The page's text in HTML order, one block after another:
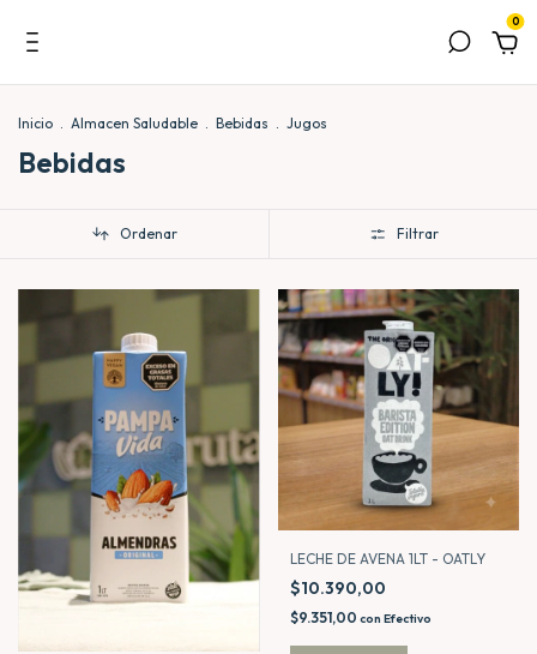
0
Inicio . Almacen Saludable . Bebidas . Jugos
Bebidas
Ordenar Filtrar
LECHE DE AVENA 1LT - OATLY
$10.390,00
$9.351,00 con Efectivo